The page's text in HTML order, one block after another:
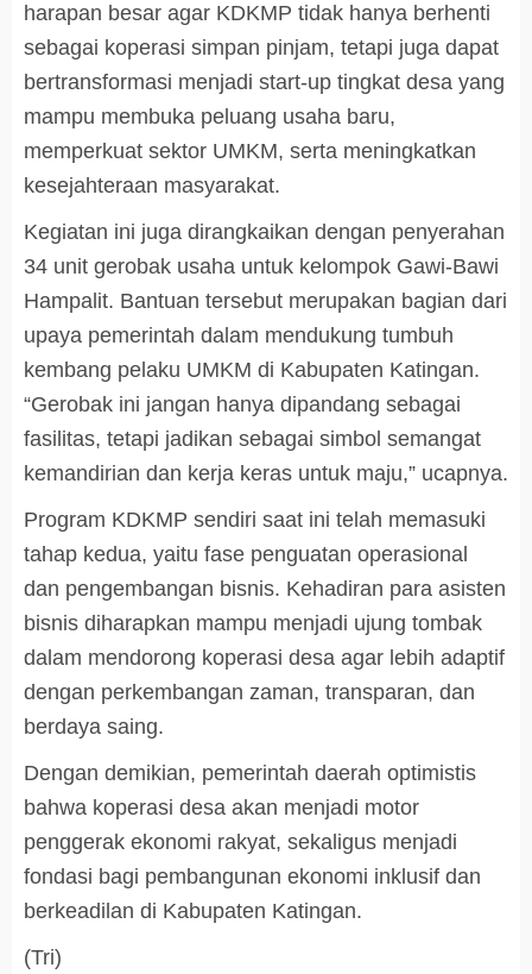
harapan besar agar KDKMP tidak hanya berhenti
sebagai koperasi simpan pinjam, tetapi juga dapat
bertransformasi menjadi start-up tingkat desa yang
mampu membuka peluang usaha baru,
memperkuat sektor UMKM, serta meningkatkan
kesejahteraan masyarakat.
Kegiatan ini juga dirangkaikan dengan penyerahan
34 unit gerobak usaha untuk kelompok Gawi-Bawi
Hampalit. Bantuan tersebut merupakan bagian dari
upaya pemerintah dalam mendukung tumbuh
kembang pelaku UMKM di Kabupaten Katingan.
“Gerobak ini jangan hanya dipandang sebagai
fasilitas, tetapi jadikan sebagai simbol semangat
kemandirian dan kerja keras untuk maju,” ucapnya.
Program KDKMP sendiri saat ini telah memasuki
tahap kedua, yaitu fase penguatan operasional
dan pengembangan bisnis. Kehadiran para asisten
bisnis diharapkan mampu menjadi ujung tombak
dalam mendorong koperasi desa agar lebih adaptif
dengan perkembangan zaman, transparan, dan
berdaya saing.
Dengan demikian, pemerintah daerah optimistis
bahwa koperasi desa akan menjadi motor
penggerak ekonomi rakyat, sekaligus menjadi
fondasi bagi pembangunan ekonomi inklusif dan
berkeadilan di Kabupaten Katingan.
(Tri)